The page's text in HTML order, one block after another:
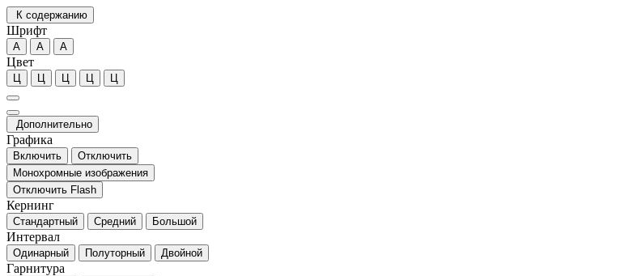
К содержанию
Шрифт
А А А
Цвет
Ц Ц Ц Ц Ц
Дополнительно
Графика
Включить
Отключить
Монохромные изображения
Отключить Flash
Кернинг
Стандартный Средний Большой
Интервал
Одинарный Полуторный Двойной
Гарнитура